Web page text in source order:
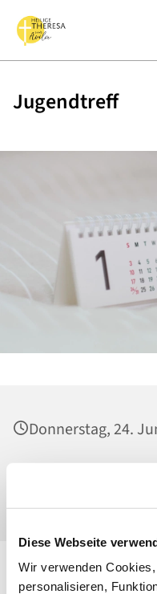
Diese Webseite
Wir verwenden
personalisieren,
Jugendtreff
Donnerstag, 24.
St. Josef - Berlin